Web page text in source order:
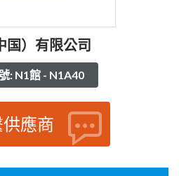
国）有限公司
: N1館 - N1A40
應商